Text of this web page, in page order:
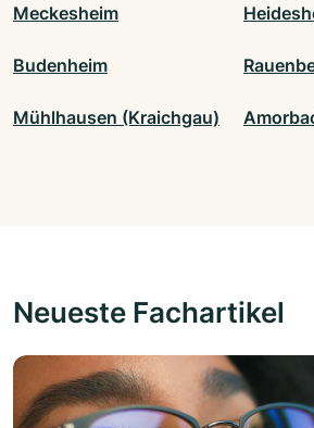
Meckesheim
Budenheim
Mühlhausen (Kraichgau)
Neueste Fachartikel